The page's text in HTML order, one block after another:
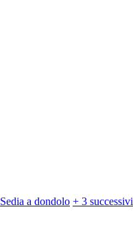
Sedia a dondolo + 3 successivi